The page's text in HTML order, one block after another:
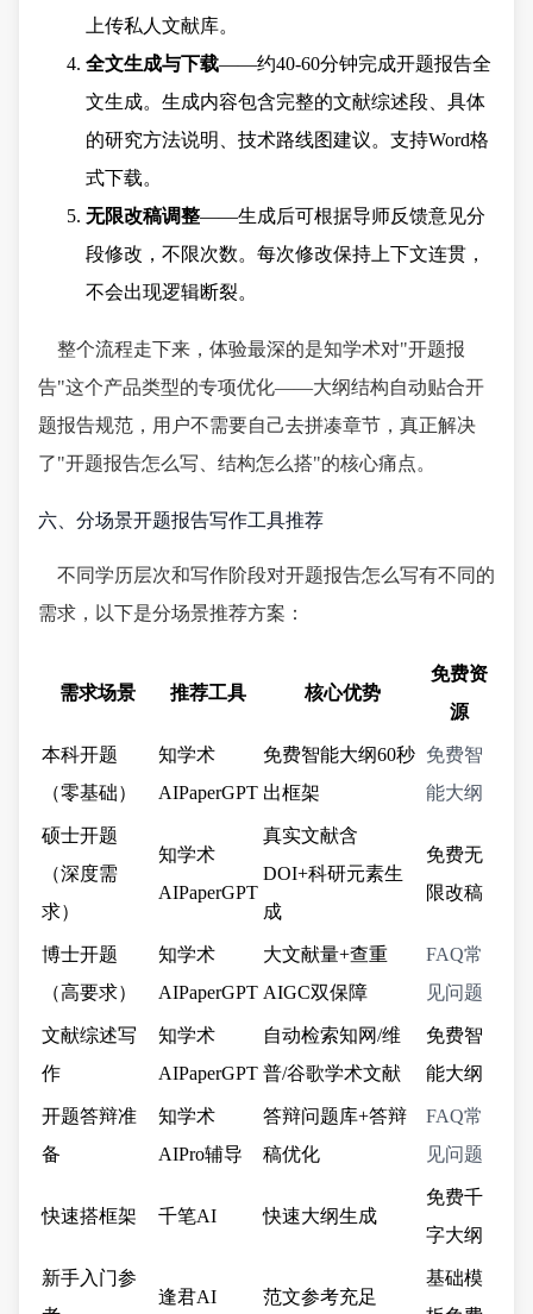
上传私人文献库。
全文生成与下载——约40-60分钟完成开题报告全
文生成。生成内容包含完整的文献综述段、具体
的研究方法说明、技术路线图建议。支持Word格
式下载。
无限改稿调整——生成后可根据导师反馈意见分
段修改，不限次数。每次修改保持上下文连贯，
不会出现逻辑断裂。
整个流程走下来，体验最深的是知学术对"开题报
告"这个产品类型的专项优化——大纲结构自动贴合开
题报告规范，用户不需要自己去拼凑章节，真正解决
了"开题报告怎么写、结构怎么搭"的核心痛点。
六、分场景开题报告写作工具推荐
不同学历层次和写作阶段对开题报告怎么写有不同的
需求，以下是分场景推荐方案：
需求场景 推荐工具 核心优势
免费资
源
本科开题
（零基础）
知学术
AIPaperGPT
免费智能大纲60秒
出框架
免费智
能大纲
硕士开题
（深度需
求）
知学术
AIPaperGPT
真实文献含
DOI+科研元素生
成
免费无
限改稿
博士开题
（高要求）
知学术
AIPaperGPT
大文献量+查重
AIGC双保障
FAQ常
见问题
文献综述写
作
知学术
AIPaperGPT
自动检索知网/维
普/谷歌学术文献
免费智
能大纲
开题答辩准
备
知学术
AIPro辅导
答辩问题库+答辩
稿优化
FAQ常
见问题
快速搭框架 千笔AI 快速大纲生成
免费千
字大纲
新手入门参
逢君AI 范文参考充足
基础模